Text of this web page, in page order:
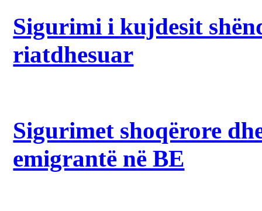
Sigurimi i kujdesit
riatdhesuar
Sigurimet shoqërore
emigrantë në BE